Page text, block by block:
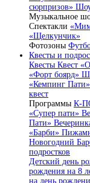
сюрпризов»
Музыкальное
Спектакли
«Щелкунчик»
Фотозоны
Квесты и
Квесты Квест
«Форт боярд»
«Кемпинг Пати»
квест
Программы К-
«Супер пати»
Пати»
«Барби»
Новогодний
подростков
Детский день
рождения на 8
на день